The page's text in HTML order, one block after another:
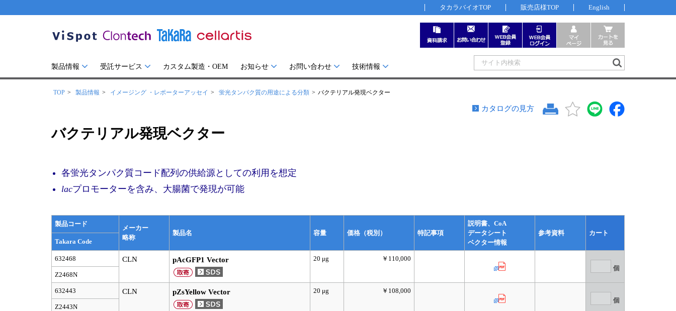
タカラバイオTOP 販売店様TOP English
製品情報 受託サービス カスタム製造・OEM お知らせ お問い合わせ 技術情報
TOP 製品情報 イメージング ・レポーターアッセイ 蛍光タンパク質の用途による分類 バクテリアル発現ベクター
カタログの見方
バクテリアル発現ベクター
各蛍光タンパク質コード配列の供給源としての利用を想定
lacプロモーターを含み、大腸菌で発現が可能
製品コード
メーカー
略称
製品名 容量 価格（税別） 特記事項
説明書、CoA
データシート
ベクター情報
参考資料
カート
Takara Code
632468 CLN pAcGFP1 Vector 20 μg
￥110,000
個
Z2468N
632443 CLN pZsYellow Vector 20 μg
￥108,000
個
Z2443N